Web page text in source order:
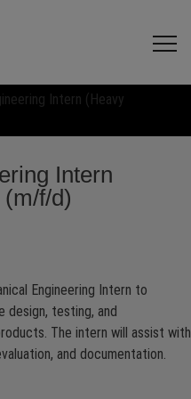
Intern (Heavy
Intern
f/d)
Engineering Intern to
design, testing, and
The intern will assist with
and documentation.